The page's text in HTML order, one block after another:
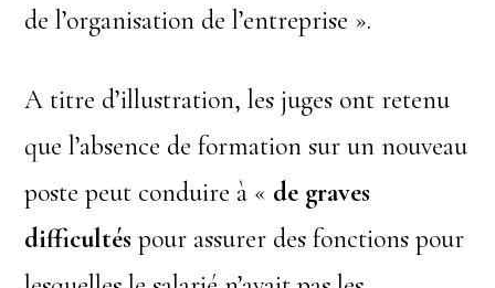
de l’organisation de l’entreprise ».
A titre d’illustration, les juges ont retenu
que l’absence de formation sur un nouveau
poste peut conduire à « de graves
difficultés pour assurer des fonctions pour